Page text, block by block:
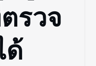
รวจ
ด้